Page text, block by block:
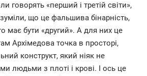
говорять «перший і третій світи»,
що це фальшива бінарність,
має бути «другий». А для них це
Архімедова точка в просторі,
конструкт, який ніяк не
людьми з плоті і крові. І ось це